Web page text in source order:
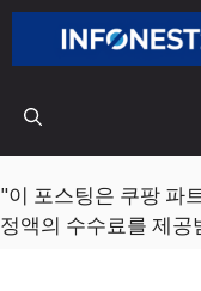
컨
츠
너
뛰
기
"이 포스팅은 쿠팡 파
정액의 수수료를 제공